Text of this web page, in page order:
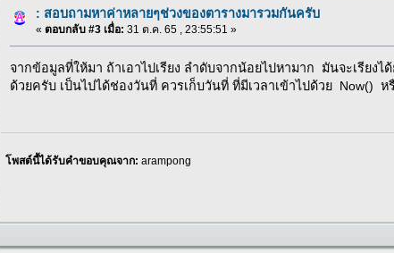
: สอบถามหาค่าหลายๆช่วงของตารางมารวมกันครับ
« ตอบกลับ #3 เมื่อ: 31 ต.ค. 65 , 23:55:51 »
จากข้อมูลที่ให้มา ถ้าเอาไปเรียง ลำดับจากน้อยไปหามาก มันจะเรีย
ด้วยครับ เป็นไปได้ช่องวันที่ ควรเก็บวันที่ ที่มีเวลาเข้าไปด้วย Now()
โพสต์นี้ได้รับคำขอบคุณจาก:arampong